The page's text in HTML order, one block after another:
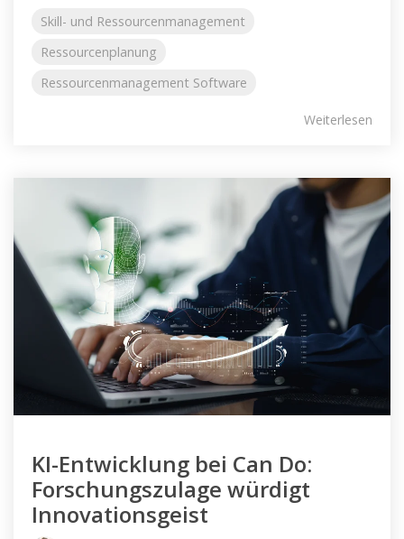
Skill- und Ressourcenmanagement
Ressourcenplanung
Ressourcenmanagement Software
Weiterlesen
KI-Entwicklung bei Can Do:
Forschungszulage würdigt
Innovationsgeist